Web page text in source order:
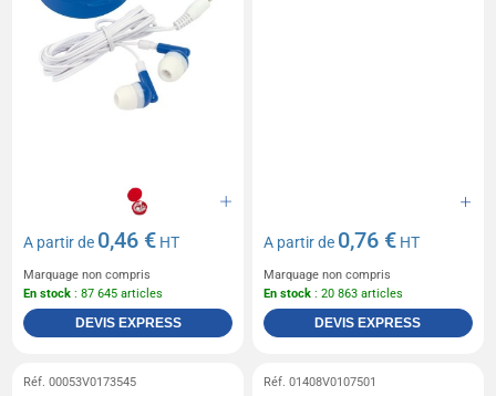
A partir de 0,46 € HT
Marquage non compris
En stock : 87 645 articles
DEVIS EXPRESS
A partir de 0,76 € HT
Marquage non compris
En stock : 20 863 articles
DEVIS EXPRESS
Réf. 00053V0173545 Réf. 01408V0107501